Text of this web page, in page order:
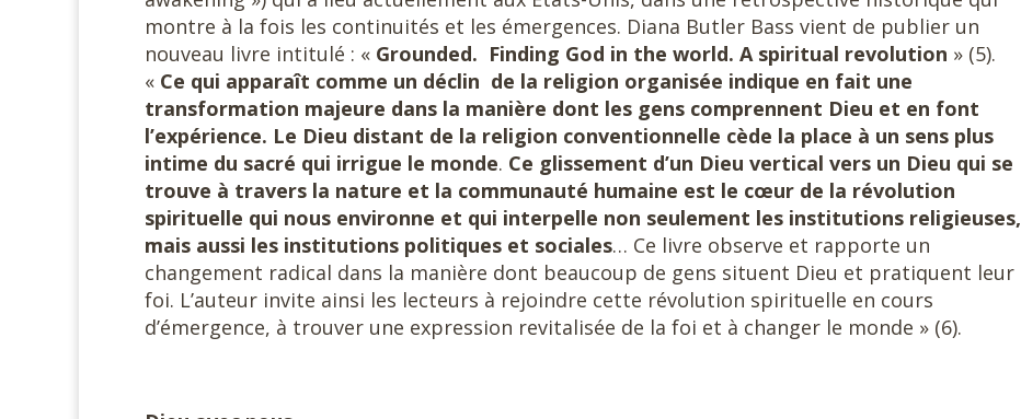
montre à la fois les continuités et les émergences. Diana Butler Bass vient de publier un
nouveau livre intitulé : « Grounded. Finding God in the world. A spiritual revolution » (5).
« Ce qui apparaît comme un déclin de la religion organisée indique en fait une
transformation majeure dans la manière dont les gens comprennent Dieu et en font
l’expérience. Le Dieu distant de la religion conventionnelle cède la place à un sens plus
intime du sacré qui irrigue le monde. Ce glissement d’un Dieu vertical vers un Dieu qui se
trouve à travers la nature et la communauté humaine est le cœur de la révolution
spirituelle qui nous environne et qui interpelle non seulement les institutions religieuses,
mais aussi les institutions politiques et sociales… Ce livre observe et rapporte un
changement radical dans la manière dont beaucoup de gens situent Dieu et pratiquent leur
foi. L’auteur invite ainsi les lecteurs à rejoindre cette révolution spirituelle en cours
d’émergence, à trouver une expression revitalisée de la foi et à changer le monde » (6).